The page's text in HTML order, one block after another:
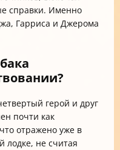
справки. Именно
Гарриса и Джерома
герой и друг
почти как
отражено уже в
лодке, не считая